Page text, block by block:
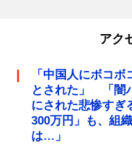
アク
「中国人にボコ
とされた」 「闇
にされた悲惨す
300万円」も、組
は…」